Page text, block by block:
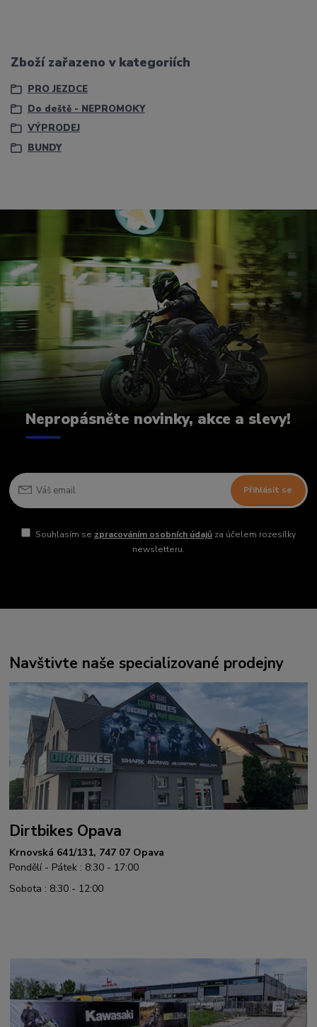
Zboží zařazeno v kategoriích
PRO JEZDCE
Do deště - NEPROMOKY
VÝPRODEJ
BUNDY
Nepropásněte novinky, akce a slevy!
Přihlásit se
Souhlasím se zpracováním osobních údajůza účelem rozesílky
newsletteru.
Navštivte naše specializované prodejny
Dirtbikes Opava
Krnovská 641/131, 747 07 Opava
Pondělí - Pátek : 8:30 - 17:00
Sobota : 8:30 - 12:00